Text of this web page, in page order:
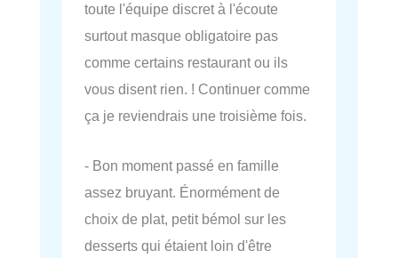
toute l'équipe discret à l'écoute
surtout masque obligatoire pas
comme certains restaurant ou ils
vous disent rien. ! Continuer comme
ça je reviendrais une troisième fois.
- Bon moment passé en famille
assez bruyant. Énormément de
choix de plat, petit bémol sur les
desserts qui étaient loin d'être